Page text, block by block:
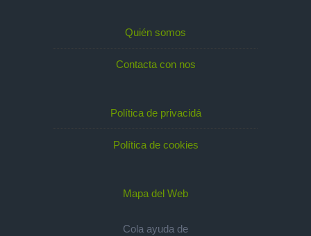
Quién somos
Contacta con nos
Política de privacidá
Política de cookies
Mapa del Web
Cola ayuda de